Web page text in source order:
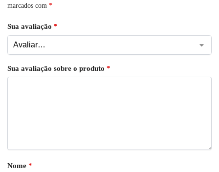
marcados com *
Sua avaliação *
Sua avaliação sobre o produto *
Nome *